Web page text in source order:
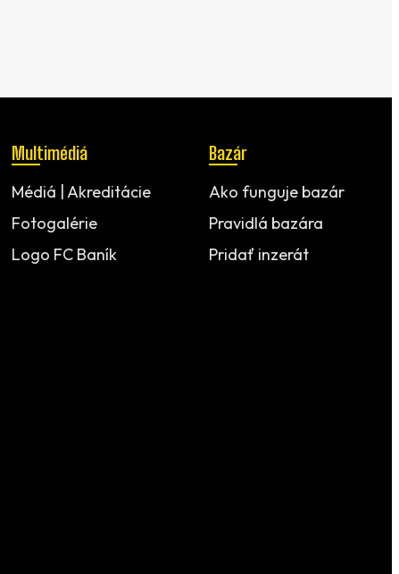
Multimédiá
Médiá | Akreditácie
Fotogalérie
Logo FC Baník
Bazár
Ako funguje bazár
Pravidlá bazára
Pridať inzerát